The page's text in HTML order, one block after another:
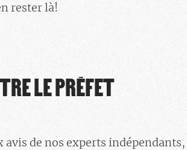
rester là!
LE PRÉFET
avis de nos experts